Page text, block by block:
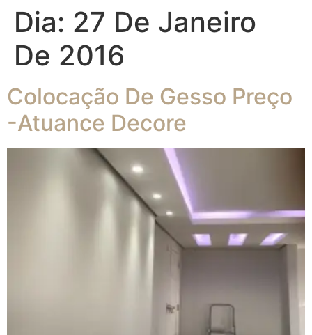
Dia: 27 De Janeiro
De 2016
Colocação De Gesso Preço
-Atuance Decore